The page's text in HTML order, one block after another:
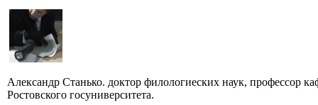
Александр Станько. доктор филологиеских наук, профессор
Ростовского госуниверситета.